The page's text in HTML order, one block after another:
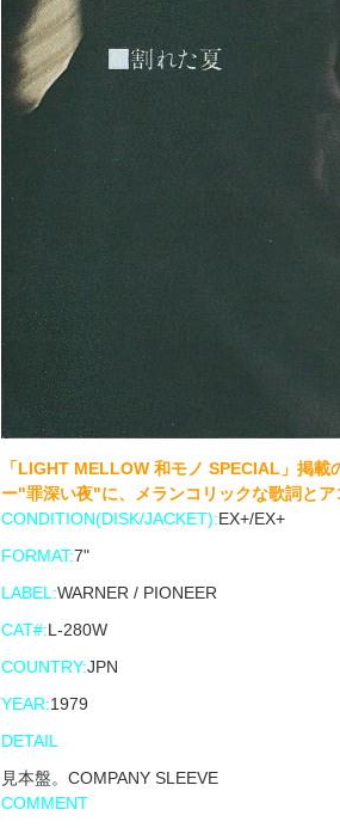
「LIGHT MELLOW 和モノ SPECIAL」掲
ー"罪深い夜"に、メランコリックな歌詞と
CONDITION(DISK/JACKET):EX+/EX+
FORMAT:7"
LABEL:WARNER / PIONEER
CAT#:L-280W
COUNTRY:JPN
YEAR:1979
DETAIL
見本盤。COMPANY SLEEVE
COMMENT